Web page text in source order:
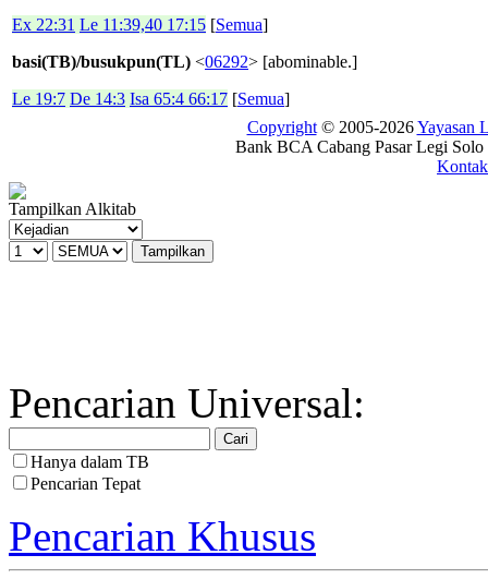
Ex 22:31 Le 11:39,40 17:15 [Semua]
basi(TB)/busukpun(TL) <06292> [abominable.]
Le 19:7 De 14:3 Isa 65:4 66:17 [Semua]
Copyright© 2005-2026Yayasan
Bank BCA Cabang Pasar Legi
Kontak
Tampilkan Alkitab
Pencarian Universal:
Hanya dalam TB
Pencarian Tepat
Pencarian Khusus